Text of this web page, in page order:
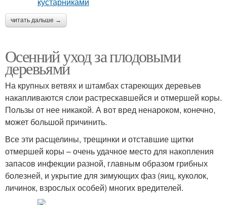
читать дальше →
Осенний уход за плодовыми
деревьями
На крупных ветвях и штамбах стареющих деревьев
накапливаются слои растрескавшейся и отмершей коры.
Пользы от нее никакой. А вот вред ненароком, конечно,
может большой причинить.
Все эти расщелины, трещинки и отставшие щитки
отмершей коры – очень удачное место для накопления
запасов инфекции разной, главным образом грибных
болезней, и укрытие для зимующих фаз (яиц, куколок,
личинок, взрослых особей) многих вредителей.